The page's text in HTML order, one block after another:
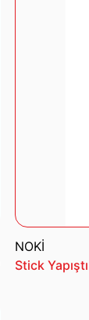
NOKİ
Stick